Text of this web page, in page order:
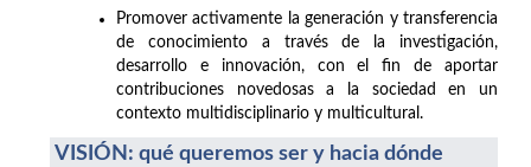
Promover activamente la generación y transferencia
de conocimiento a través de la investigación,
desarrollo e innovación, con el fin de aportar
contribuciones novedosas a la sociedad en un
contexto multidisciplinario y multicultural.
VISIÓN: qué queremos ser y hacia dónde